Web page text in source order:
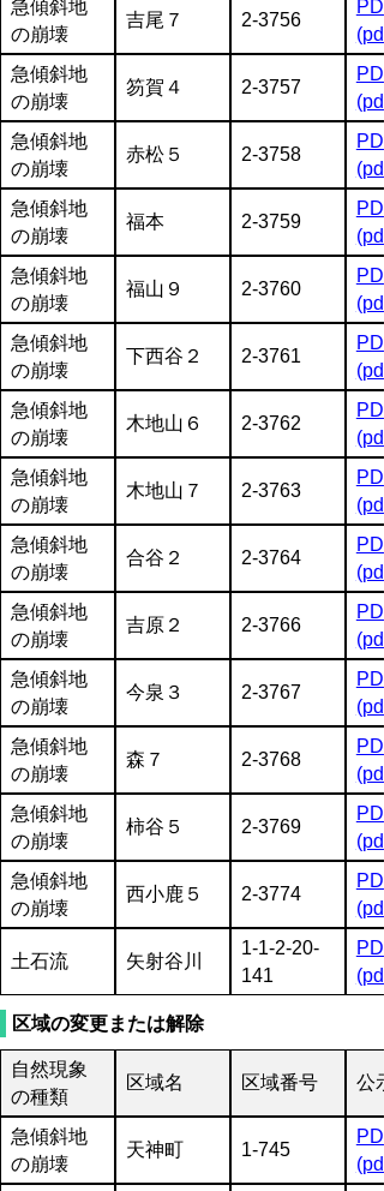
急傾斜地
の崩壊
吉尾７ 2-3756
急傾斜地
の崩壊
笏賀４ 2-3757
急傾斜地
の崩壊
赤松５ 2-3758
急傾斜地
の崩壊
福本 2-3759
急傾斜地
の崩壊
福山９ 2-3760
急傾斜地
の崩壊
下西谷２ 2-3761
急傾斜地
の崩壊
木地山６ 2-3762
急傾斜地
の崩壊
木地山７ 2-3763
急傾斜地
の崩壊
合谷２ 2-3764
急傾斜地
の崩壊
吉原２ 2-3766
急傾斜地
の崩壊
今泉３ 2-3767
急傾斜地
の崩壊
森７ 2-3768
急傾斜地
の崩壊
柿谷５ 2-3769
急傾斜地
の崩壊
西小鹿５ 2-3774
土石流 矢射谷川
1-1-2-20-
141
区域の変更または解除
自然現象
の種類
区域名 区域番号 公
急傾斜地
の崩壊
天神町 1-745